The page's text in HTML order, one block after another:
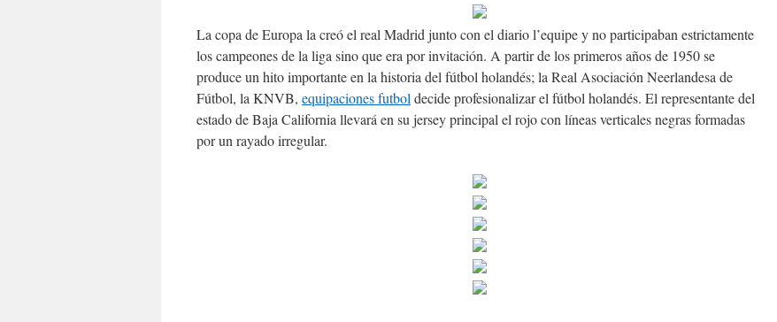
La copa de Europa la creó el real Madrid junto con el diario l’equipe y no participaban estrictamente
los campeones de la liga sino que era por invitación. A partir de los primeros años de 1950 se
produce un hito importante en la historia del fútbol holandés; la Real Asociación Neerlandesa de
Fútbol, la KNVB, equipaciones futbol decide profesionalizar el fútbol holandés. El representante del
estado de Baja California llevará en su jersey principal el rojo con líneas verticales negras formadas
por un rayado irregular.